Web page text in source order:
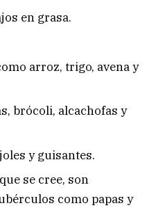
en grasa.
arroz, trigo, avena y
brócoli, alcachofas y
y guisantes.
se cree, son
como papas y